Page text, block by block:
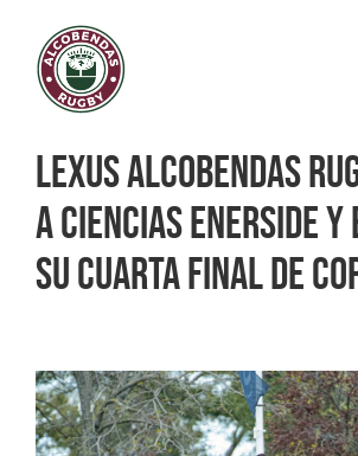
contenido
Lexus Alcobendas
a Ciencias Enerside
su cuarta final de
Ver
imagen
más